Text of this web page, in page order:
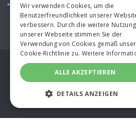
Aquapark
© COPYRIGHT AQUAPALACE HOTEL
GESCHENKGUTSCHEINE
TOPINFO DIGITAL
Wir verwenden Cookies, um die
Benutzerfreundlichkeit unserer
verbessern. Durch die weitere Nutzung
unserer Webseite stimmen Sie der
Verwendung von Cookies gemäß
Cookie-Richtlinie zu. Weitere
ALLE AKZEPTIEREN
DETAILS ANZEIGEN
UNBEDINGT ERFORDERLICH